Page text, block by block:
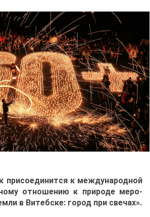
при­со­еди­нит­ся к меж­ду­на­род­ной
от­но­ше­нию к при­ро­де ме­ро­
в Ви­теб­ске: го­род при све­чах».